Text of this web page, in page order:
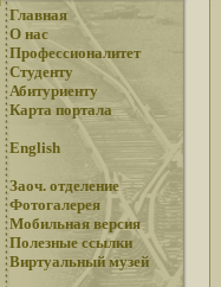
Главная
О нас
Профессионалитет
Студенту
Абитуриенту
Карта портала
English
Заоч. отделение
Фотогалерея
Мобильная версия
Полезные ссылки
Виртуальный музей